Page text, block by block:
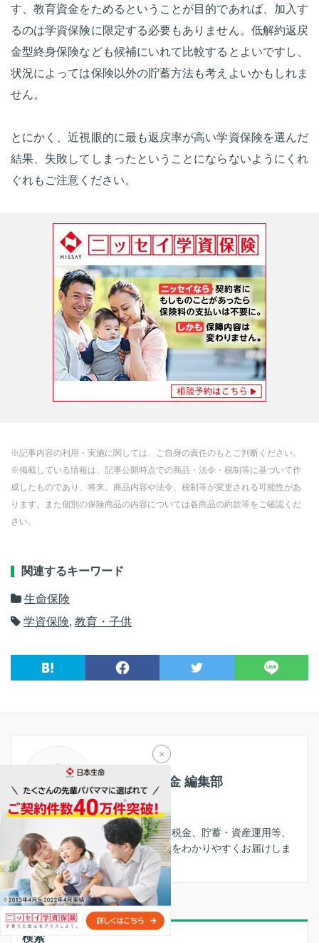
×
す、教育資金をためるということが目的であれば、加入す
るのは学資保険に限定する必要もありません。低解約返戻
金型終身保険なども候補にいれて比較するとよいですし、
状況によっては保険以外の貯蓄方法も考えよいかもしれま
せん。
とにかく、近視眼的に最も返戻率が高い学資保険を選んだ
結果、失敗してしまったということにならないようにくれ
ぐれもご注意ください。
※記事内容の利用・実施に関しては、ご自身の責任のもとご判断ください。
※掲載している情報は、記事公開時点での商品・法令・税制等に基づいて作
成したものであり、将来、商品内容や法令、税制等が変更される可能性があ
ります。また個別の保険商品の内容については各商品の約款等をご確認くだ
さい。
関連するキーワード
生命保険
学資保険, 教育・子供
くらしのお金 編集部
保険を中心に、家計、社会保障、税金、貯蓄・資産運用等、
「くらしにかかわるお金」の情報をわかりやすくお届けしま
す。
検索